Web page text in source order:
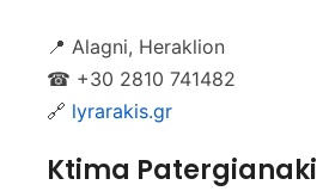
📍 Alagni, Heraklion
☎ +30 2810 741482
🔗 lyrarakis.gr
Ktima Patergianaki